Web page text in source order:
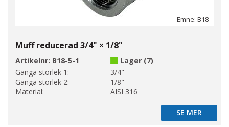
Emne: B18
Muff reducerad 3/4" × 1/8"
Artikelnr: B18-5-1
Lager (7)
Gänga storlek 1:
3/4"
Gänga storlek 2:
1/8"
Material:
AISI 316
SE MER
SE MER